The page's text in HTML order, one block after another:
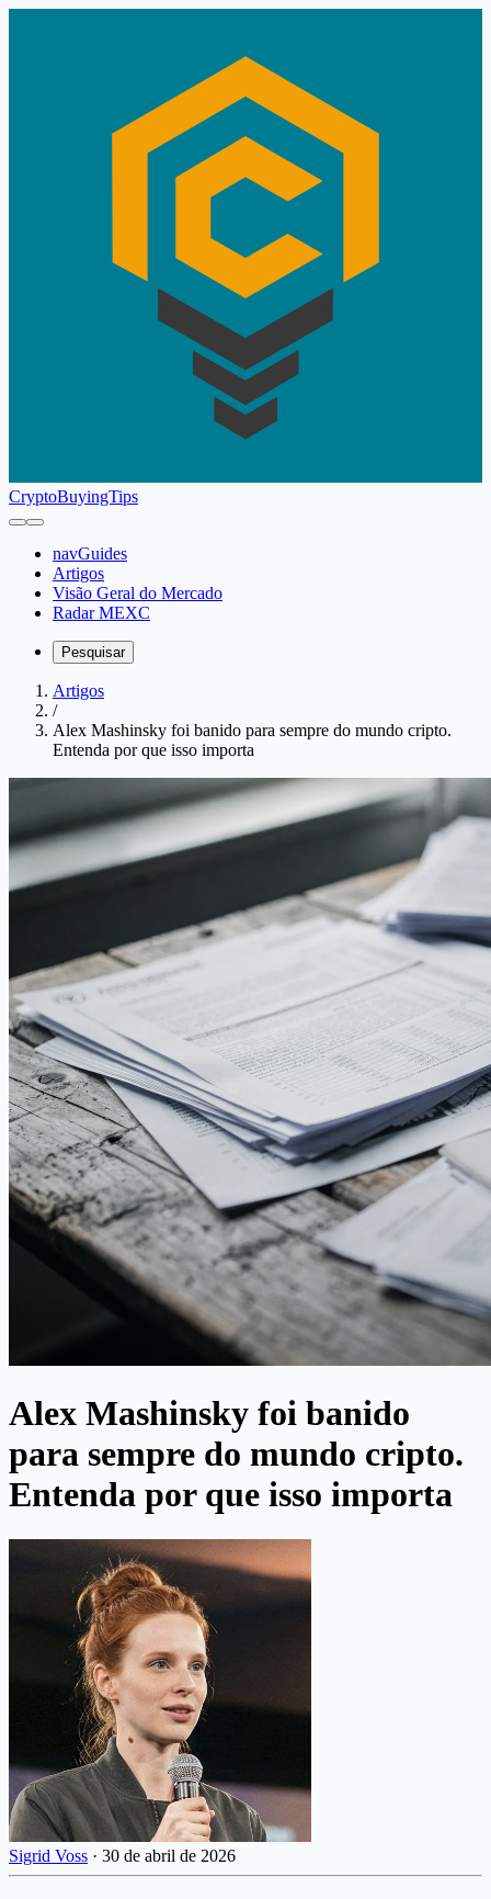
CryptoBuyingTips
navGuides
Artigos
Visão Geral do Mercado
Radar MEXC
Pesquisar
Artigos
/
Alex Mashinsky foi banido para sempre do mundo cripto.
Entenda por que isso importa
Alex Mashinsky foi banido
para sempre do mundo cripto.
Entenda por que isso importa
Sigrid Voss · 30 de abril de 2026